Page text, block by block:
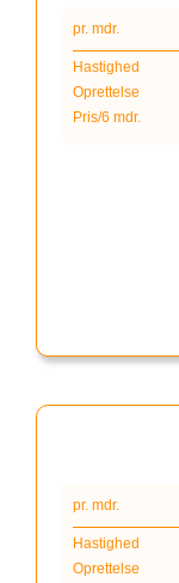
pr. mdr.
Hastighed
Oprettelse
Pris/6 mdr.
pr. mdr.
Hastighed
Oprettelse